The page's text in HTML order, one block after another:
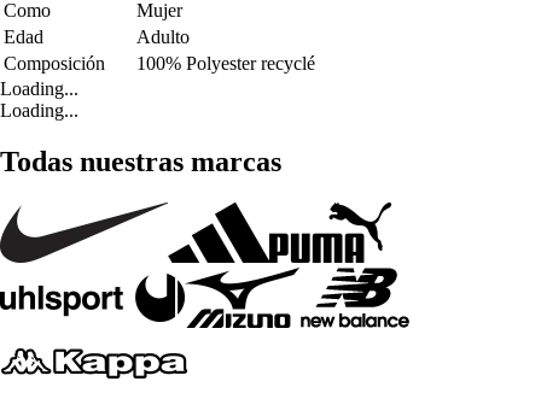
Como
Mujer
Edad
Adulto
Composición
100% Polyester recyclé
Loading...
Loading...
Todas nuestras marcas